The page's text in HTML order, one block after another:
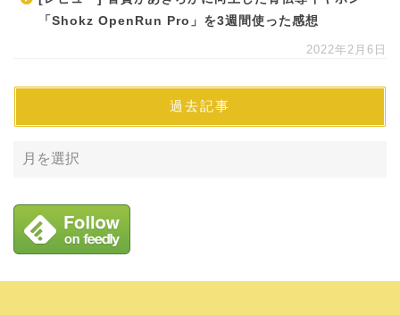
「Shokz OpenRun Pro」を3週間使った感想
2022年2月6日
過去記事